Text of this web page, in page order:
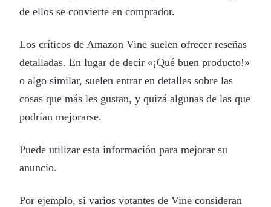
de ellos se convierte en comprador.
Los críticos de Amazon Vine suelen ofrecer reseñas
detalladas. En lugar de decir «¡Qué buen producto!»
o algo similar, suelen entrar en detalles sobre las
cosas que más les gustan, y quizá algunas de las que
podrían mejorarse.
Puede utilizar esta información para mejorar su
anuncio.
Por ejemplo, si varios votantes de Vine consideran